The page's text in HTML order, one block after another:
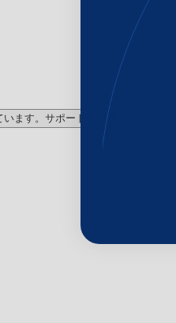
ます。サポートが必要ですか？チ